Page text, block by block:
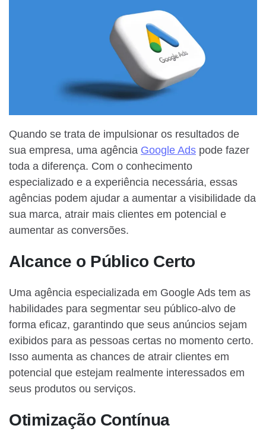
Quando se trata de impulsionar os resultados de
sua empresa, uma agência Google Ads pode fazer
toda a diferença. Com o conhecimento
especializado e a experiência necessária, essas
agências podem ajudar a aumentar a visibilidade da
sua marca, atrair mais clientes em potencial e
aumentar as conversões.
Alcance o Público Certo
Uma agência especializada em Google Ads tem as
habilidades para segmentar seu público-alvo de
forma eficaz, garantindo que seus anúncios sejam
exibidos para as pessoas certas no momento certo.
Isso aumenta as chances de atrair clientes em
potencial que estejam realmente interessados em
seus produtos ou serviços.
Otimização Contínua